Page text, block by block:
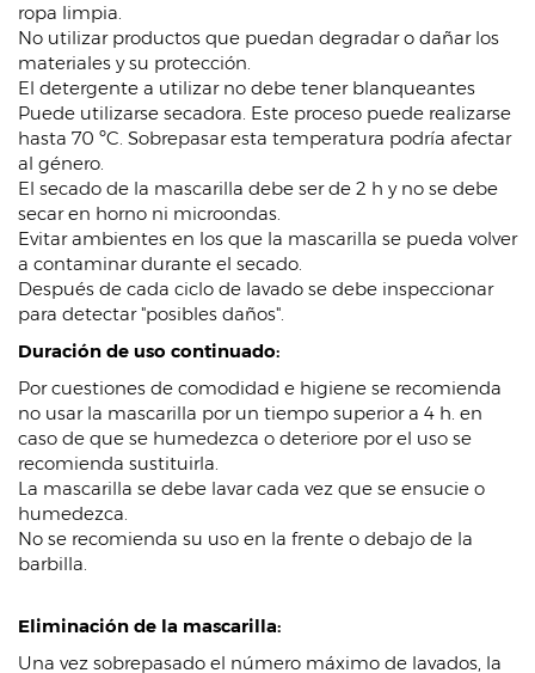
ropa limpia.
No utilizar productos que puedan degradar o dañar los
materiales y su protección.
El detergente a utilizar no debe tener blanqueantes
Puede utilizarse secadora. Este proceso puede realizarse
hasta 70 ºC. Sobrepasar esta temperatura podría afectar
al género.
El secado de la mascarilla debe ser de 2 h y no se debe
secar en horno ni microondas.
Evitar ambientes en los que la mascarilla se pueda volver
a contaminar durante el secado.
Después de cada ciclo de lavado se debe inspeccionar
para detectar "posibles daños".
Duración de uso continuado:
Por cuestiones de comodidad e higiene se recomienda
no usar la mascarilla por un tiempo superior a 4 h. en
caso de que se humedezca o deteriore por el uso se
recomienda sustituirla.
La mascarilla se debe lavar cada vez que se ensucie o
humedezca.
No se recomienda su uso en la frente o debajo de la
barbilla.
Eliminación de la mascarilla:
Una vez sobrepasado el número máximo de lavados, la